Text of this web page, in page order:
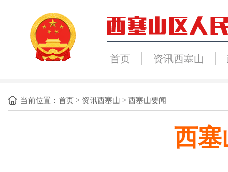
首页 资讯西塞山
当前位置： 首页 > 资讯西塞山 > 西塞山要闻
西塞